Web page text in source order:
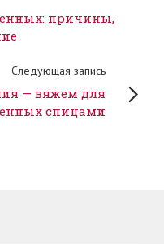
причины,
Следующая запись
— вяжем для
спицами